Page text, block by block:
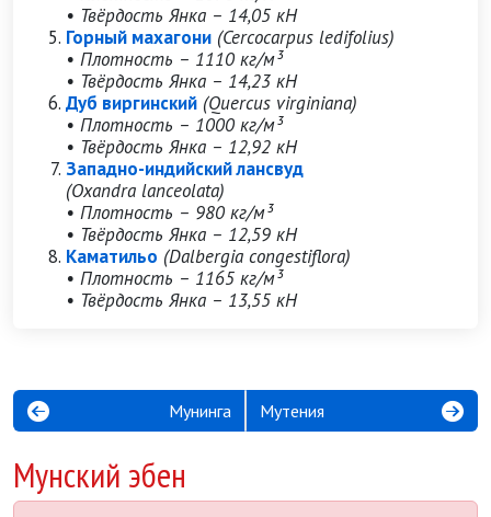
Мунинга Мутения
Мунский эбен
• Твёрдость Янка – 14,05 кН
Горный махагони (Cercocarpus ledifolius)
• Плотность – 1110 кг/м³
• Твёрдость Янка – 14,23 кН
Дуб виргинский (Quercus virginiana)
• Плотность – 1000 кг/м³
• Твёрдость Янка – 12,92 кН
Западно-индийский лансвуд
(Oxandra lanceolata)
• Плотность – 980 кг/м³
• Твёрдость Янка – 12,59 кН
Каматильо (Dalbergia congestiflora)
• Плотность – 1165 кг/м³
• Твёрдость Янка – 13,55 кН